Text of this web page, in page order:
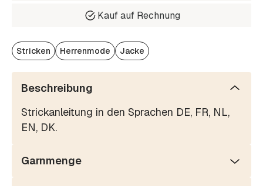
Kauf auf Rechnung
Stricken Herrenmode Jacke
Beschreibung
Strickanleitung in den Sprachen DE, FR, NL,
EN, DK.
Garnmenge